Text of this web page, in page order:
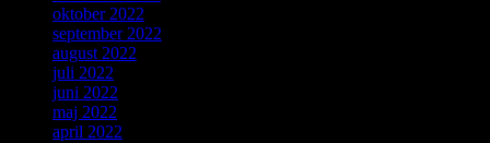
oktober 2022
september 2022
august 2022
juli 2022
juni 2022
maj 2022
april 2022